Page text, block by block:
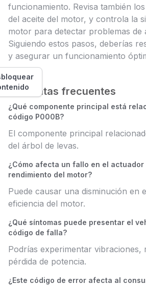
funcionamiento. Revisa también
del aceite del motor, y controla la
motor para detectar problemas de
Siguiendo estos pasos, deberías
y asegurar un funcionamiento
Preguntas frecuentes
¿Qué componente principal está
código P000B?
El componente principal
del árbol de levas.
¿Cómo afecta un fallo en el
rendimiento del motor?
Puede causar una disminución en
eficiencia del motor.
¿Qué síntomas puede presentar el
código de falla?
Podrías experimentar vibraciones,
pérdida de potencia.
¿Este código de error afecta al